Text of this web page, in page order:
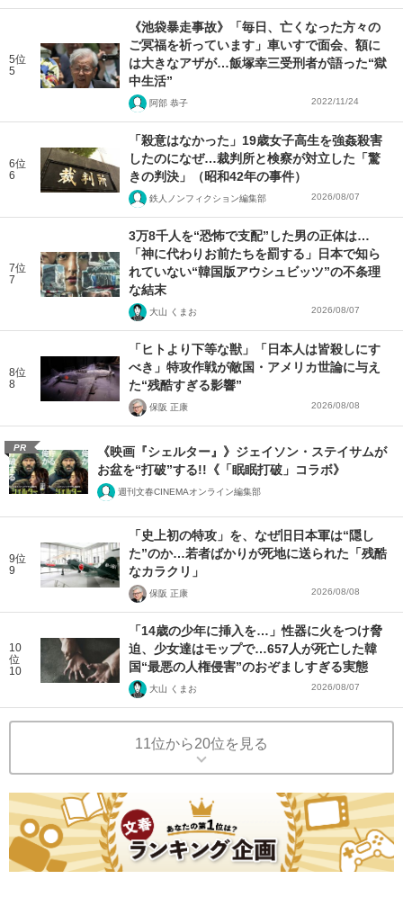
5位
5
《池袋暴走事故》「毎日、亡くなった方々の
ご冥福を祈っています」車いすで面会、額に
は大きなアザが…飯塚幸三受刑者が語った“獄
中生活”
阿部 恭子 2022/11/24
6位
6
「殺意はなかった」19歳女子高生を強姦殺害
したのになぜ…裁判所と検察が対立した「驚
きの判決」（昭和42年の事件）
鉄人ノンフィクション編集部 2026/08/07
7位
7
3万8千人を“恐怖で支配”した男の正体は…
「神に代わりお前たちを罰する」日本で知ら
れていない“韓国版アウシュビッツ”の不条理
な結末
大山 くまお 2026/08/07
8位
8
「ヒトより下等な獣」「日本人は皆殺しにす
べき」特攻作戦が敵国・アメリカ世論に与え
た“残酷すぎる影響”
保阪 正康 2026/08/08
PR
《映画『シェルター』》ジェイソン・ステイサムが
お盆を“打破”する!!《「眠眠打破」コラボ》
週刊文春CINEMAオンライン編集部
9位
9
「史上初の特攻」を、なぜ旧日本軍は“隠し
た”のか…若者ばかりが死地に送られた「残酷
なカラクリ」
保阪 正康 2026/08/08
10
位
10
「14歳の少年に挿入を…」性器に火をつけ脅
迫、少女達はモップで…657人が死亡した韓
国“最悪の人権侵害”のおぞましすぎる実態
大山 くまお 2026/08/07
11位から20位を見る